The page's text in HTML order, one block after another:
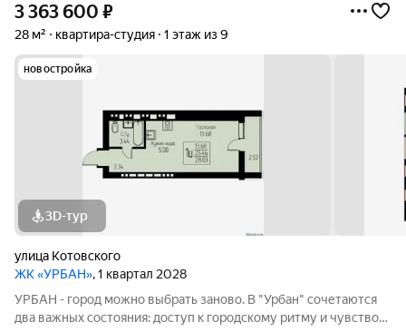
3 363 600 ₽
28 м² квартира-студия 1 этаж из 9
новостройка
3D-тур
улица Котовского
ЖК «УРБАН», 1 квартал 2028
УРБАН - город можно выбрать заново. В "Урбан" сочетаются
два важных состояния: доступ к городскому ритму и чувство